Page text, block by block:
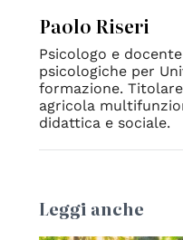
Paolo Riseri
Psicologo e
psicologiche per
formazione.
agricola
didattica e sociale.
Leggi anche